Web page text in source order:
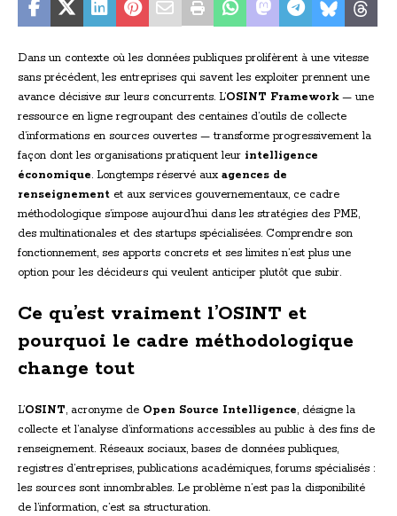
Dans un contexte où les données publiques prolifèrent à une vitesse
sans précédent, les entreprises qui savent les exploiter prennent une
avance décisive sur leurs concurrents. L’OSINT Framework— une
ressource en ligne regroupant des centaines d’outils de collecte
d’informations en sources ouvertes — transforme progressivement la
façon dont les organisations pratiquent leur intelligence
économique. Longtemps réservé aux agences de
renseignement et aux services gouvernementaux, ce cadre
méthodologique s’impose aujourd’hui dans les stratégies des PME,
des multinationales et des startups spécialisées. Comprendre son
fonctionnement, ses apports concrets et ses limites n’est plus une
option pour les décideurs qui veulent anticiper plutôt que subir.
Ce qu’est vraiment l’OSINT et
pourquoi le cadre méthodologique
change tout
L’OSINT, acronyme de Open Source Intelligence, désigne la
collecte et l’analyse d’informations accessibles au public à des fins de
renseignement. Réseaux sociaux, bases de données publiques,
registres d’entreprises, publications académiques, forums spécialisés :
les sources sont innombrables. Le problème n’est pas la disponibilité
de l’information, c’est sa structuration.